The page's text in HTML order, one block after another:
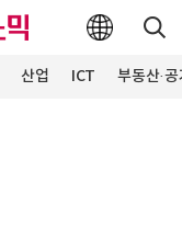
산업 ICT 부동산·